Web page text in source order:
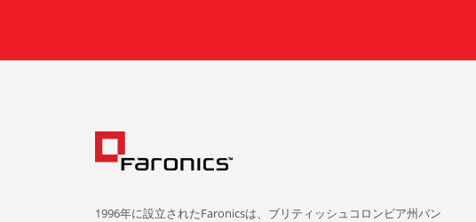
1996年に設立されたFaronicsは、ブリティッシュコロンビア州バン